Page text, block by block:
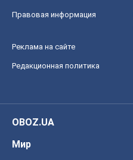
Правовая информация
Реклама на сайте
Редакционная политика
OBOZ.UA
Мир